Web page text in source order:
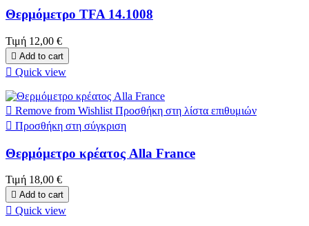
Θερμόμετρο TFA 14.1008
Τιμή 12,00 €
 Add to cart
 Quick view
 Remove from Wishlist Προσθήκη στη λίστα επιθυμιών
 Προσθήκη στη σύγκριση
Θερμόμετρο κρέατος Alla France
Τιμή 18,00 €
 Add to cart
 Quick view